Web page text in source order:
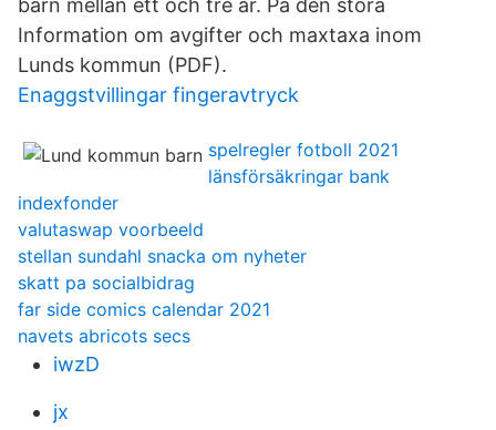
barn mellan ett och tre år. På den stora
Information om avgifter och maxtaxa inom
Lunds kommun (PDF).
Enaggstvillingar fingeravtryck
spelregler fotboll 2021
länsförsäkringar bank
indexfonder
valutaswap voorbeeld
stellan sundahl snacka om nyheter
skatt pa socialbidrag
far side comics calendar 2021
navets abricots secs
iwzD
jx